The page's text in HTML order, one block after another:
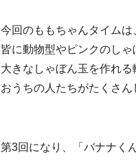
今回のももちゃんタイムは
皆に動物型やピンクのしゃ
大きなしゃぼん玉を作れ
おうちの人たちがたくさん
第3回になり、「バナナく